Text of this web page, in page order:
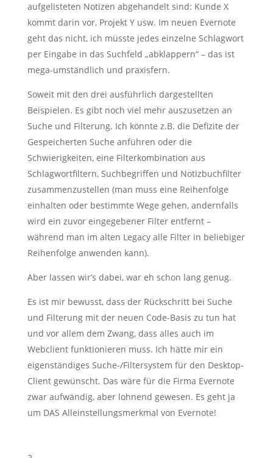
aufgelisteten Notizen abgehandelt sind: Kunde X
kommt darin vor, Projekt Y usw. Im neuen Evernote
geht das nicht, ich müsste jedes einzelne Schlagwort
per Eingabe in das Suchfeld „abklappern“ – das ist
mega-umständlich und praxisfern.
Soweit mit den drei ausführlich dargestellten
Beispielen. Es gibt noch viel mehr auszusetzen an
Suche und Filterung. Ich könnte z.B. die Defizite der
Gespeicherten Suche anführen oder die
Schwierigkeiten, eine Filterkombination aus
Schlagwortfiltern, Suchbegriffen und Notizbuchfilter
zusammenzustellen (man muss eine Reihenfolge
einhalten oder bestimmte Wege gehen, andernfalls
wird ein zuvor eingegebener Filter entfernt –
während man im alten Legacy alle Filter in beliebiger
Reihenfolge anwenden kann).
Aber lassen wir’s dabei, war eh schon lang genug.
Es ist mir bewusst, dass der Rückschritt bei Suche
und Filterung mit der neuen Code-Basis zu tun hat
und vor allem dem Zwang, dass alles auch im
Webclient funktionieren muss. Ich hätte mir ein
eigenständiges Suche-/Filtersystem für den Desktop-
Client gewünscht. Das wäre für die Firma Evernote
zwar aufwändig, aber lohnend gewesen. Es geht ja
um DAS Alleinstellungsmerkmal von Evernote!